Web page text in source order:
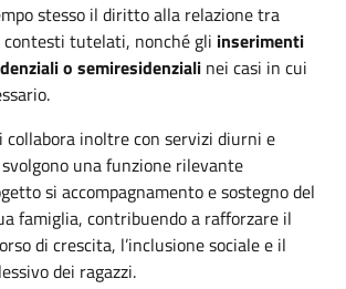
stesso il diritto alla relazione tra
tutelati, nonché gli inserimenti
o semiresidenziali nei casi in cui
collabora inoltre con servizi diurni e
una funzione rilevante
si accompagnamento e sostegno del
famiglia, contribuendo a rafforzare il
di crescita, l’inclusione sociale e il
dei ragazzi.